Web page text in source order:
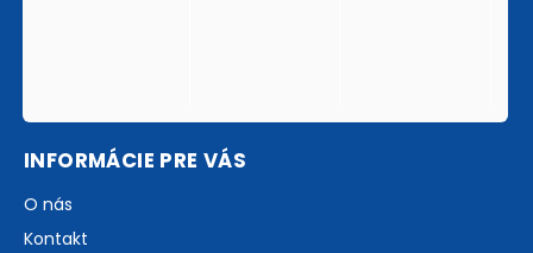
INFORMÁCIE PRE VÁS
O nás
Kontakt